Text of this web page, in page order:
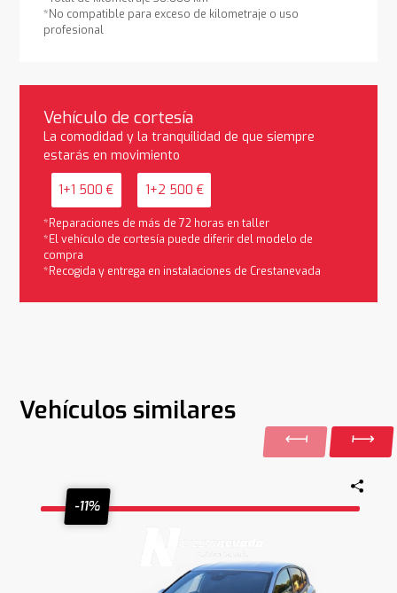
*No compatible para exceso de kilometraje o uso
profesional
Vehículo de cortesía
La comodidad y la tranquilidad de que siempre
estarás en movimiento
1+1 500 € 1+2 500 €
*Reparaciones de más de 72 horas en taller
*El vehículo de cortesía puede diferir del modelo de
compra
*Recogida y entrega en instalaciones de Crestanevada
Vehículos similares
-11%